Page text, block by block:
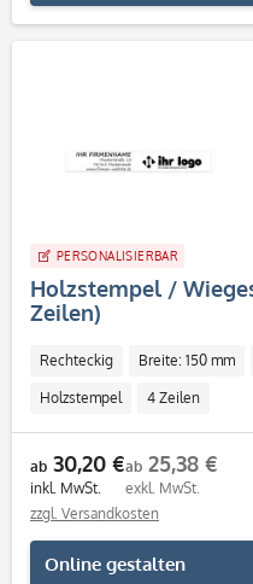
PERSONALISIERBAR
Holzstempel /
Zeilen)
Rechteckig Breite: 150 mm
Holzstempel 4 Zeilen
ab 30,20 €
inkl. MwSt.
ab 25,38 €
exkl. MwSt.
zzgl. Versandkosten
Online gestalten